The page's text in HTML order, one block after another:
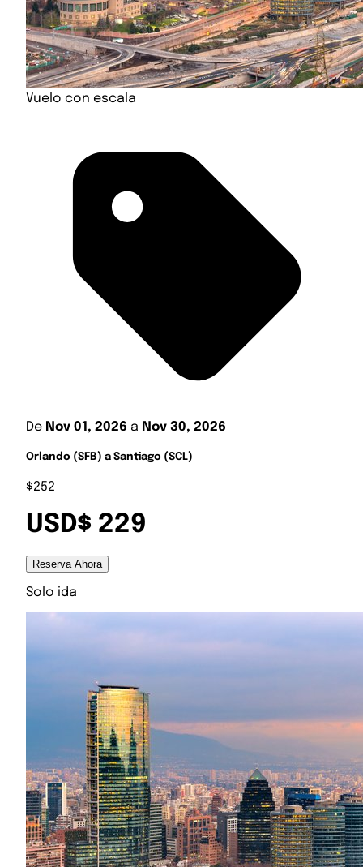
Vuelo con escala
De Nov 01, 2026 a Nov 30, 2026
Orlando (SFB) a Santiago (SCL)
$252
USD$ 229
Reserva Ahora
Solo ida